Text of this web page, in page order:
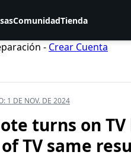
ComunidadTienda
- Crear Cuenta
1 DE NOV. DE 2024
turns on
TV same